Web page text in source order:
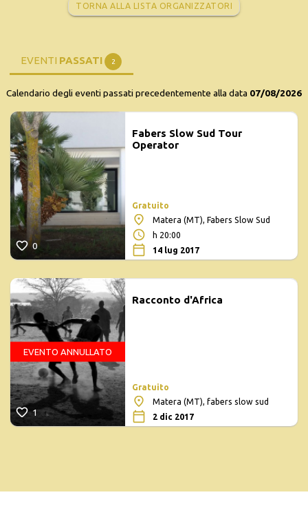
TORNA ALLA LISTA ORGANIZZATORI
EVENTI PASSATI 2
Calendario degli eventi passati precedentemente alla data 07/08/2026
0
Fabers Slow Sud Tour
Operator
Gratuito
Matera (MT), Fabers Slow Sud
h 20:00
14 lug 2017
1
EVENTO ANNULLATO
Racconto d'Africa
Gratuito
Matera (MT), fabers slow sud
2 dic 2017